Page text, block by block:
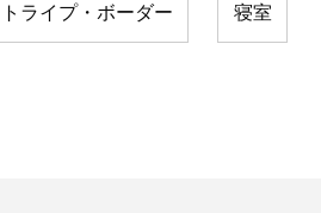
ライプ・ボーダー 寝室